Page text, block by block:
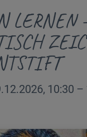
LERNEN
10:30 –